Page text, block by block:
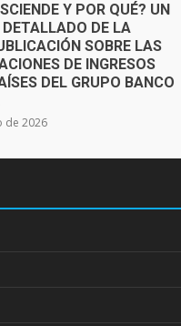
Y POR QUÉ? UN
DE LA
SOBRE LAS
DE INGRESOS
DEL GRUPO BANCO
de 2026